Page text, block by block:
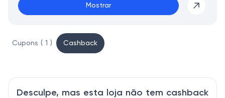
Mostrar
Cupons ( 1 ) Cashback
Desculpe, mas esta loja não tem cashback